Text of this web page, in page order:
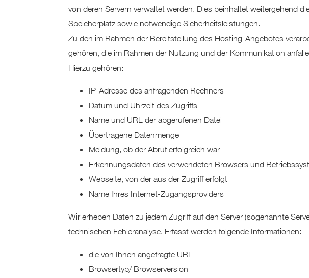
von deren Servern verwaltet werden. Dies beinhaltet weitergehend
Speicherplatz sowie notwendige Sicherheitsleistungen.
Zu den im Rahmen der Bereitstellung des Hosting-Angebotes
gehören, die im Rahmen der Nutzung und der Kommunikation
Hierzu gehören:
IP-Adresse des anfragenden Rechners
Datum und Uhrzeit des Zugriffs
Name und URL der abgerufenen Datei
Übertragene Datenmenge
Meldung, ob der Abruf erfolgreich war
Erkennungsdaten des verwendeten Browsers und
Webseite, von der aus der Zugriff erfolgt
Name Ihres Internet-Zugangsproviders
Wir erheben Daten zu jedem Zugriff auf den Server (sogenannte
technischen Fehleranalyse. Erfasst werden folgende Informationen:
die von Ihnen angefragte URL
Browsertyp/ Browserversion